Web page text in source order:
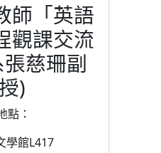
師「英語
觀課交流
慈珊副
)
點：
學館L417